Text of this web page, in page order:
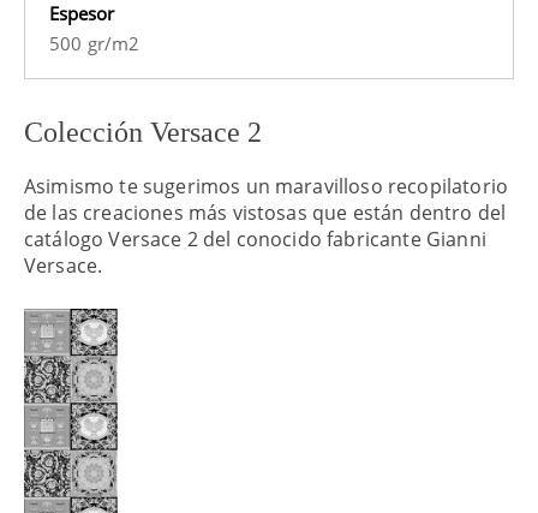
Espesor
500 gr/m2
Colección Versace 2
Asimismo te sugerimos un maravilloso recopilatorio
de las creaciones más vistosas que están dentro del
catálogo Versace 2 del conocido fabricante Gianni
Versace.